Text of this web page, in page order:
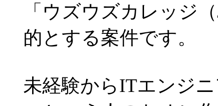
「ウズウズカレッジ
的とする案件です。
未経験からITエンジ